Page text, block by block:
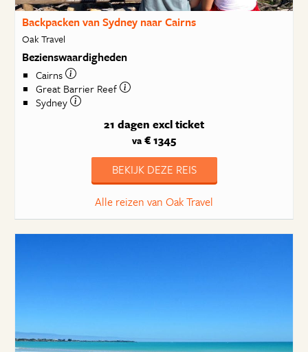
Backpacken van Sydney naar Cairns
Oak Travel
Bezienswaardigheden
Cairns
Great Barrier Reef
Sydney
21 dagen excl ticket
va € 1345
BEKIJK DEZE REIS
Alle reizen van Oak Travel